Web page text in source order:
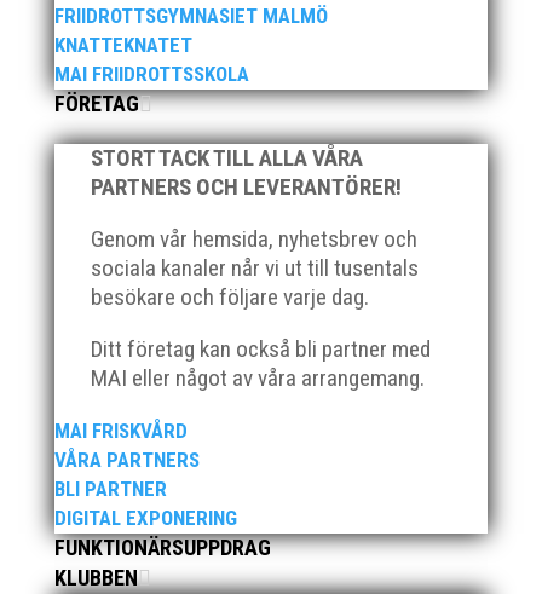
FRIIDROTTSGYMNASIET MALMÖ
KNATTEKNATET
MAI FRIIDROTTSSKOLA
FÖRETAG
STORT TACK TILL ALLA VÅRA
PARTNERS OCH LEVERANTÖRER!
Genom vår hemsida, nyhetsbrev och
sociala kanaler når vi ut till tusentals
besökare och följare varje dag.
Ditt företag kan också bli partner med
MAI eller något av våra arrangemang.
MAI FRISKVÅRD
VÅRA PARTNERS
BLI PARTNER
DIGITAL EXPONERING
FUNKTIONÄRSUPPDRAG
KLUBBEN
att vår främsta inom veteransidan i Malmö AI lämnat
oss. Kenneth började representera föreningen i
åldersgruppen M60. Sprint, hopp och mångkamp
som tävlingsgrenar blev hans signum dessa första år
som...
Foto: Dick LottUnder perioden den 16-23 juni
Coronaanpassat, fast i en kraftigt upphottad version:
Förutbestämt bana nere på Ribban Nummerlapp och
vändningarna och vid målgången...